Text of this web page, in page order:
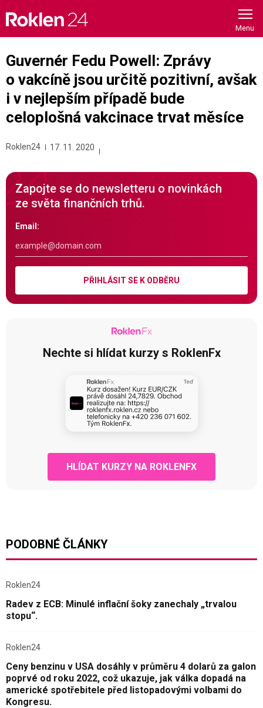
content
Guvernér Fedu Powell: Zprávy
o vakcíně jsou určitě pozitivní, avšak
i v nejlepším případě bude
celoplošná vakcinace trvat měsíce
Roklen24 17. 11. 2020
Zapojte se do newsletteru o novinkách
ze světa finančních trhů.
Email:
PŘIHLÁSIT SE K ODBĚRU
Nechte si hlídat kurzy s RoklenFx
HLÍDAT KURZY NA ROKLENFX
PODOBNÉ ČLÁNKY
Roklen24
Radev z ECB: Minulé inflační šoky zanechaly „trvalou
stopu“.
Roklen24
Ceny benzinu v USA dosáhly v průměru 4 dolarů za galon
poprvé od roku 2022, což ukazuje, jak válka dopadá na
americké spotřebitele před listopadovými volbami do
Kongresu.